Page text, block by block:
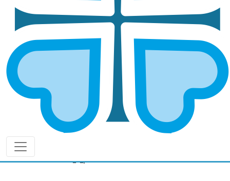
Епархией управляет митрополит Пермский и
Кунгурский Мефодий.
ОСНОВНЫЕ НАПРАВЛЕНИЯ
РАБОТЫ
Социальное служение
Руководитель: иерей Димитрий Таранченко
8 (919) 443-63-42
miloserdie59.ru
vk.com/miloserdie_v_permi